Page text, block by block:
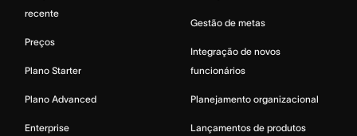
recente
Preços
Plano Starter
Plano Advanced
Enterprise
Gestão de metas
Integração de novos
funcionários
Planejamento organizacional
Lançamentos de produtos